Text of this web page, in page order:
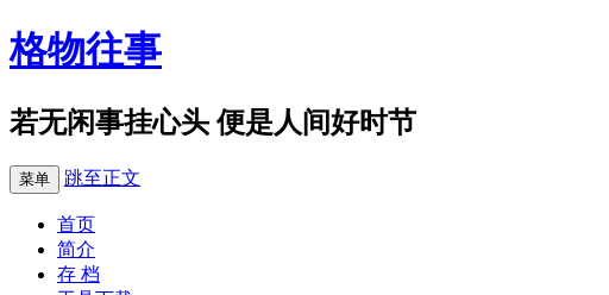
格物往事
若无闲事挂心头 便是人间好时节
菜单 跳至正文
首页
简介
存 档